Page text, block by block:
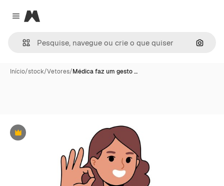
Close menu
Magnific
Início/stock/Vetores/Médica faz um gesto …
Premium